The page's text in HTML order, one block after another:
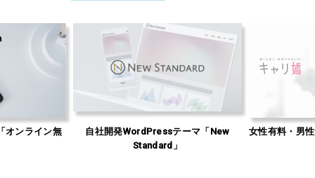
自社開発WordPressテーマ「New
女性有料・男性無料の婚活